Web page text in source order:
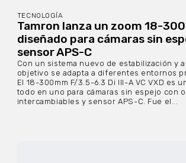
TECNOLOGÍA
Tamron lanza un zoom 18-
diseñado para cámaras sin
sensor APS-C
Con un sistema nuevo de estabilización y
objetivo se adapta a diferentes entornos
El 18-300mm F/3.5-6.3 Di III-A VC VXD es
todo en uno para cámaras sin espejo con
intercambiables y sensor APS-C. Fue el...